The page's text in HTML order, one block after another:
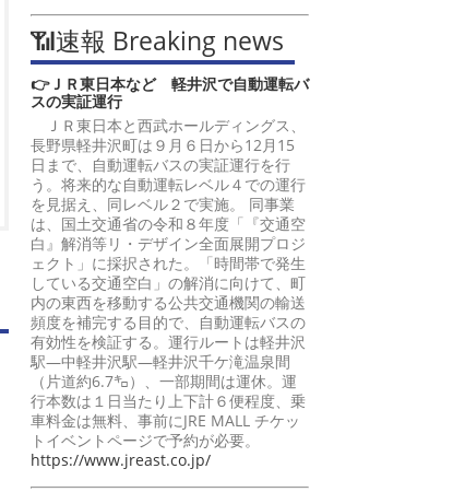
📶速報 Breaking news
👉ＪＲ東日本など 軽井沢で自動運転バ
スの実証運行
ＪＲ東日本と西武ホールディングス、
長野県軽井沢町は９月６日から12月15
日まで、自動運転バスの実証運行を行
う。将来的な自動運転レベル４での運行
を見据え、同レベル２で実施。 同事業
は、国土交通省の令和８年度「『交通空
白』解消等リ・デザイン全面展開プロジ
ェクト」に採択された。「時間帯で発生
している交通空白」の解消に向けて、町
内の東西を移動する公共交通機関の輸送
頻度を補完する目的で、自動運転バスの
有効性を検証する。運行ルートは軽井沢
駅―中軽井沢駅―軽井沢千ケ滝温泉間
（片道約6.7㌔）、一部期間は運休。運
行本数は１日当たり上下計６便程度、乗
車料金は無料、事前にJRE MALL チケッ
トイベントページで予約が必要。
https://www.jreast.co.jp/